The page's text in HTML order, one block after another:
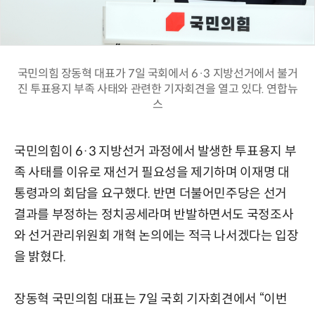
국민의힘 장동혁 대표가 7일 국회에서 6·3 지방선거에서 불거
진 투표용지 부족 사태와 관련한 기자회견을 열고 있다. 연합뉴
스
국민의힘이 6·3 지방선거 과정에서 발생한 투표용지 부
족 사태를 이유로 재선거 필요성을 제기하며 이재명 대
통령과의 회담을 요구했다. 반면 더불어민주당은 선거
결과를 부정하는 정치공세라며 반발하면서도 국정조사
와 선거관리위원회 개혁 논의에는 적극 나서겠다는 입장
을 밝혔다.
장동혁 국민의힘 대표는 7일 국회 기자회견에서 “이번